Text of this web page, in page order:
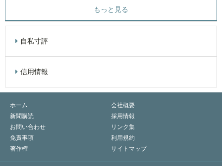
もっと見る
自私寸評
信用情報
ホーム
会社概要
新聞購読
採用情報
お問い合わせ
リンク集
免責事項
利用規約
著作権
サイトマップ